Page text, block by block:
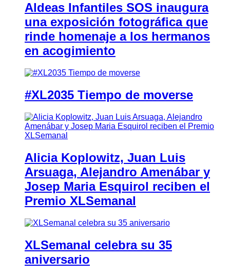
Aldeas Infantiles SOS inaugura
una exposición fotográfica que
rinde homenaje a los hermanos
en acogimiento
#XL2035 Tiempo de moverse
Alicia Koplowitz, Juan Luis
Arsuaga, Alejandro Amenábar y
Josep Maria Esquirol reciben el
Premio XLSemanal
XLSemanal celebra su 35
aniversario